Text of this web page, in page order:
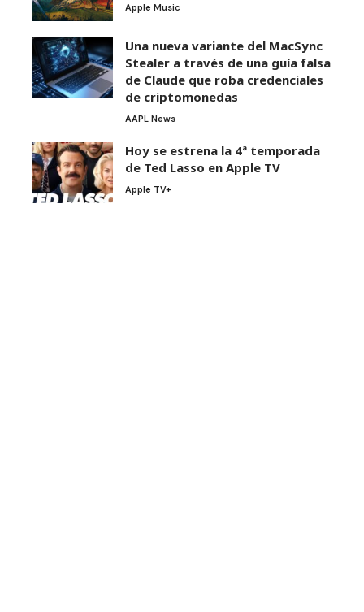
Apple Music
Una nueva variante del MacSync
Stealer a través de una guía falsa
de Claude que roba credenciales
de criptomonedas
AAPL News
Hoy se estrena la 4ª temporada
de Ted Lasso en Apple TV
Apple TV+